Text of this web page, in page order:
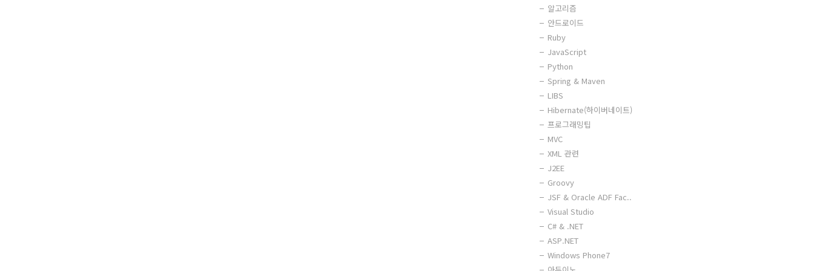
알고리즘
안드로이드
Ruby
JavaScript
Python
Spring & Maven
LIBS
Hibernate(하이버네이트)
프로그래밍팁
MVC
XML 관련
J2EE
Groovy
JSF & Oracle ADF Fac..
Visual Studio
C# & .NET
ASP.NET
Windows Phone7